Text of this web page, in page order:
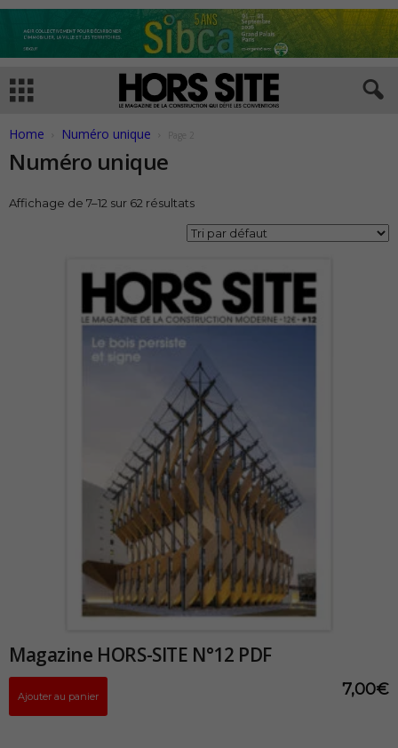
Home Numéro unique Page 2
Numéro unique
Affichage de 7–12 sur 62 résultats
Magazine HORS-SITE N°12 PDF
7,00€
Ajouter au panier